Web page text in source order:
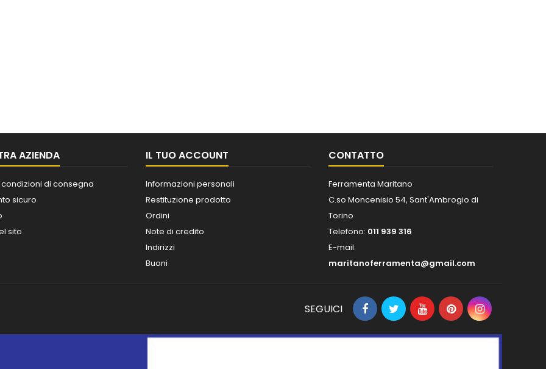
AZIENDA
di consegna
sicuro
sito
IL TUO ACCOUNT
Informazioni personali
Restituzione prodotto
Ordini
Note di credito
Indirizzi
Buoni
CONTATTO
Ferramenta Maritano
C.so Moncenisio 54, Sant'Ambrogio di
Torino
Telefono: 011 939 316
E-mail:
maritanoferramenta@gmail.com
SEGUICI